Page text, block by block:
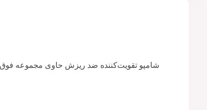
شامپو تقویت‌کننده ضد ریزش حاوی مجموعه